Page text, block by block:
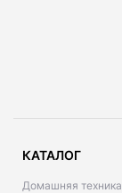
КАТАЛОГ
Домашняя техника